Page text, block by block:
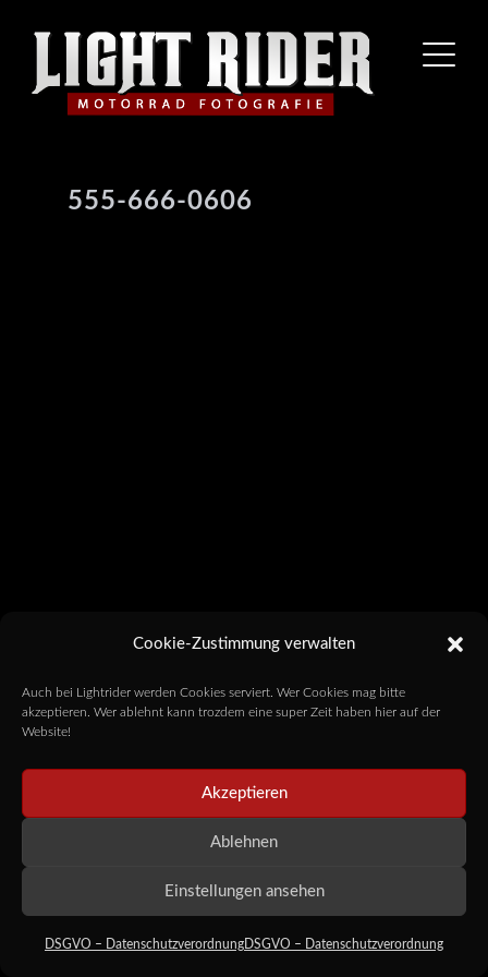
Cookie-Zustimmung verwalten
Auch bei Lightrider werden Cookies serviert. Wer Cookies mag bitte
akzeptieren. Wer ablehnt kann trozdem eine super Zeit haben hier auf der
Website!
Akzeptieren
Ablehnen
Einstellungen ansehen
DSGVO – Datenschutzverordnung DSGVO – Datenschutzverordnung
555-666-0606